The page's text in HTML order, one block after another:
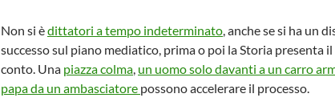
Non si èdittatori a tempo indeterminato, anche se si ha un
successo sul piano mediatico, prima o poi la Storia presenta il
conto. Una piazza colma, un uomo solo davanti a un carro
papa da un ambasciatore possono accelerare il processo.